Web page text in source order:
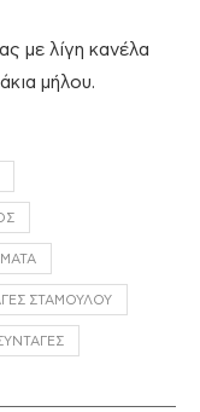
με λίγη κανέλα
μήλου.
ΣΤΑΜΟΎΛΟΥ